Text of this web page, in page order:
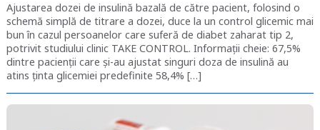
Ajustarea dozei de insulină bazală de către pacient, folosind o
schemă simplă de titrare a dozei, duce la un control glicemic mai
bun în cazul persoanelor care suferă de diabet zaharat tip 2,
potrivit studiului clinic TAKE CONTROL. Informații cheie: 67,5%
dintre pacienții care și-au ajustat singuri doza de insulină au
atins ținta glicemiei predefinite 58,4% […]